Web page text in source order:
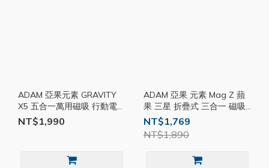
ADAM 亞果元素 GRAVITY
X5 五合一萬用磁吸 行動電源
Magsafe 快充 TypeC 行充
AD59
NT$1,990
ADAM 亞果 元素 Mag Z 蘋
果 三星 折疊式 三合一 磁吸
無線 充電座 MagSafe 耳機
充電架 AD58
NT$1,769
NT$1,890